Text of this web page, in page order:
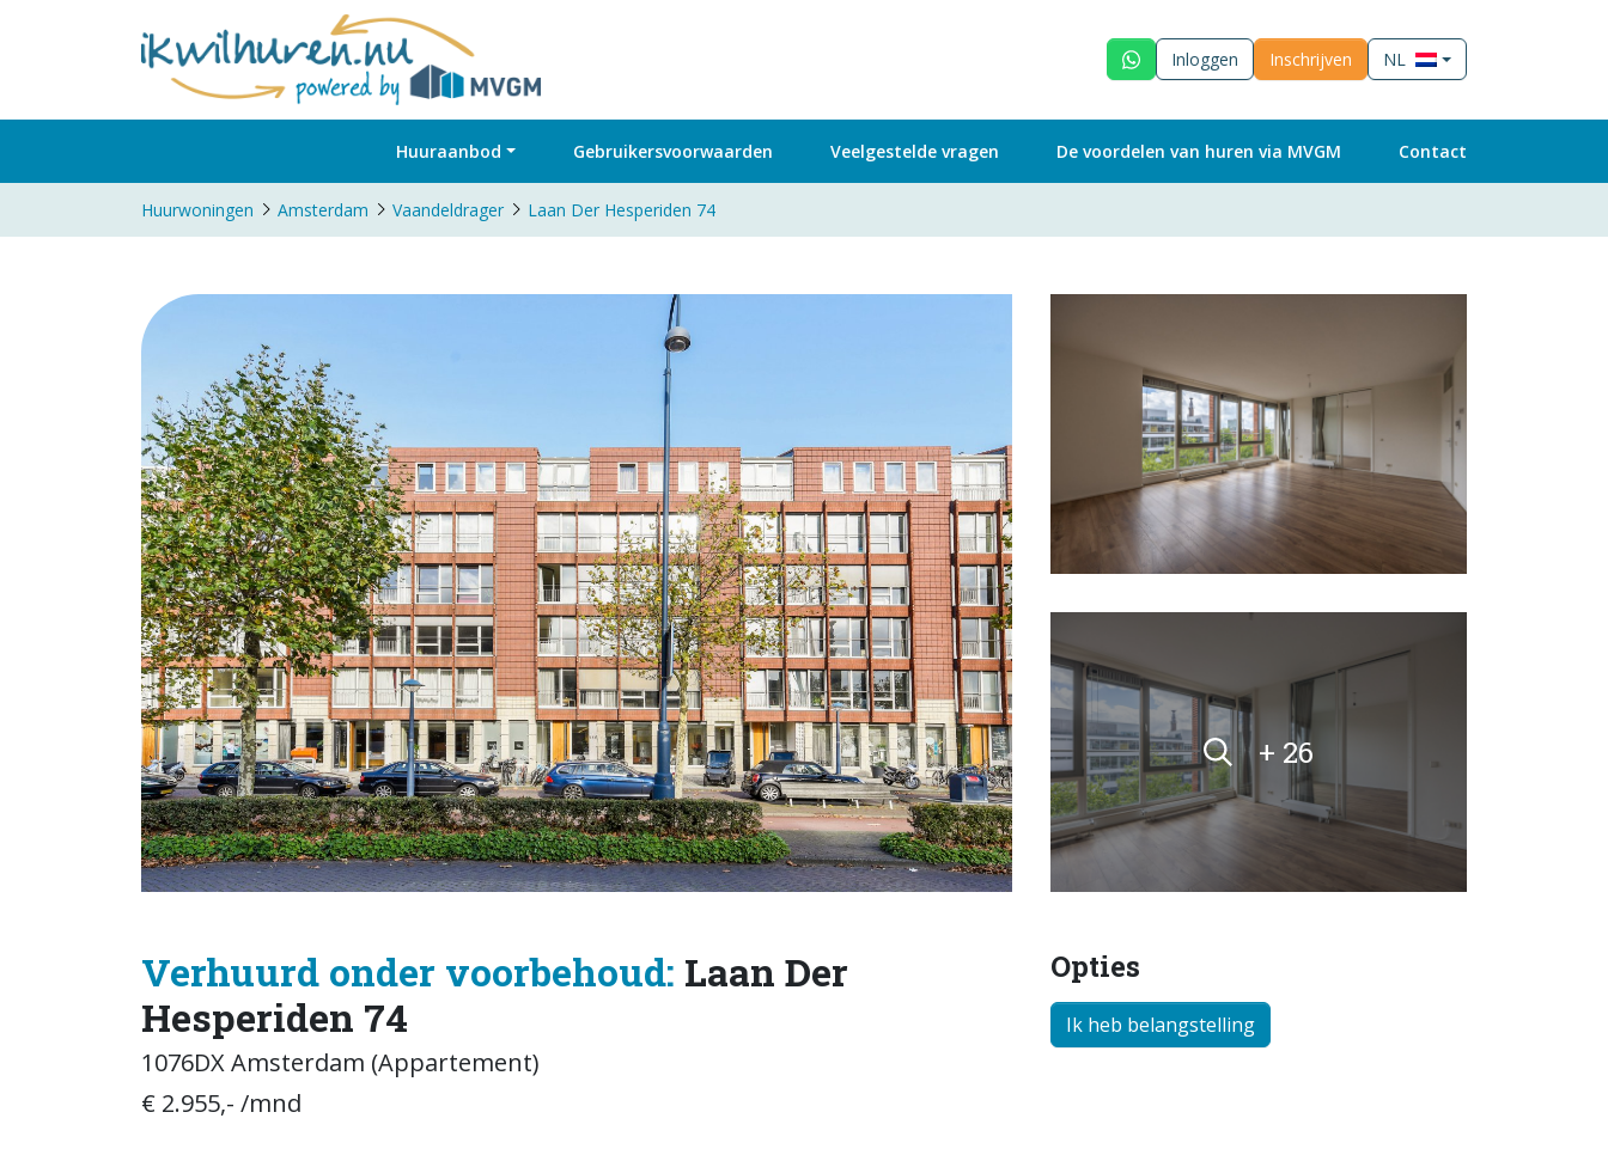
Inloggen Inschrijven NL
Huuraanbod Gebruikersvoorwaarden Veelgestelde vragen De voordelen van huren via MVGM Contact
Huurwoningen Amsterdam Vaandeldrager Laan Der Hesperiden 74
+ 26
Opties
Ik heb belangstelling
Verhuurd onder voorbehoud: Laan Der
Hesperiden 74
1076DX Amsterdam (Appartement)
€ 2.955,- /mnd